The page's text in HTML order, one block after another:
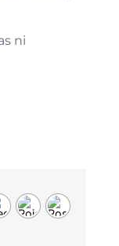
ni